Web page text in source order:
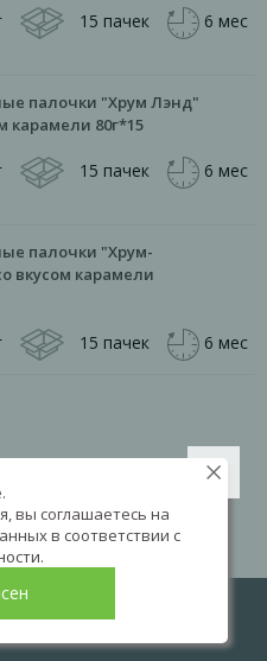
15 пачек 6 мес
палочки "Хрум Лэнд"
карамели 80г*15
15 пачек 6 мес
палочки "Хрум-
вкусом карамели
15 пачек 6 мес
вы соглашаетесь на
в соответствии с
.